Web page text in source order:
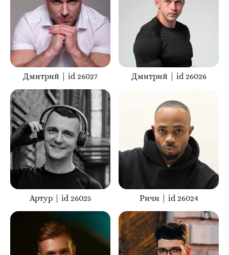
Дмитрий | id 26027 Дмитрий | id 26026
Артур | id 26025 Ричи | id 26024